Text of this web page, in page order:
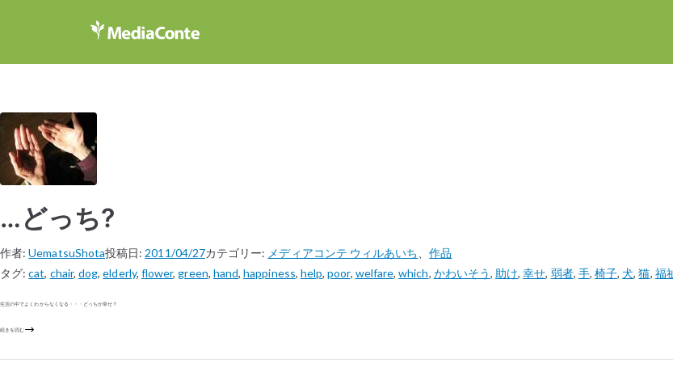
…どっち?
作者:UematsuShota投稿日: 2011/04/27カテゴリー: メディアコンテ ウィルあいち 、作品
タグ:cat, chair, dog,elderly, flower,green, hand,happiness, help,poor, welfare,which, かわいそう, 助け,幸せ, 弱者, 手, 椅子,犬,猫, 福
生活の中でよくわからなくなる・・・どっちが幸せ？
続きを読む